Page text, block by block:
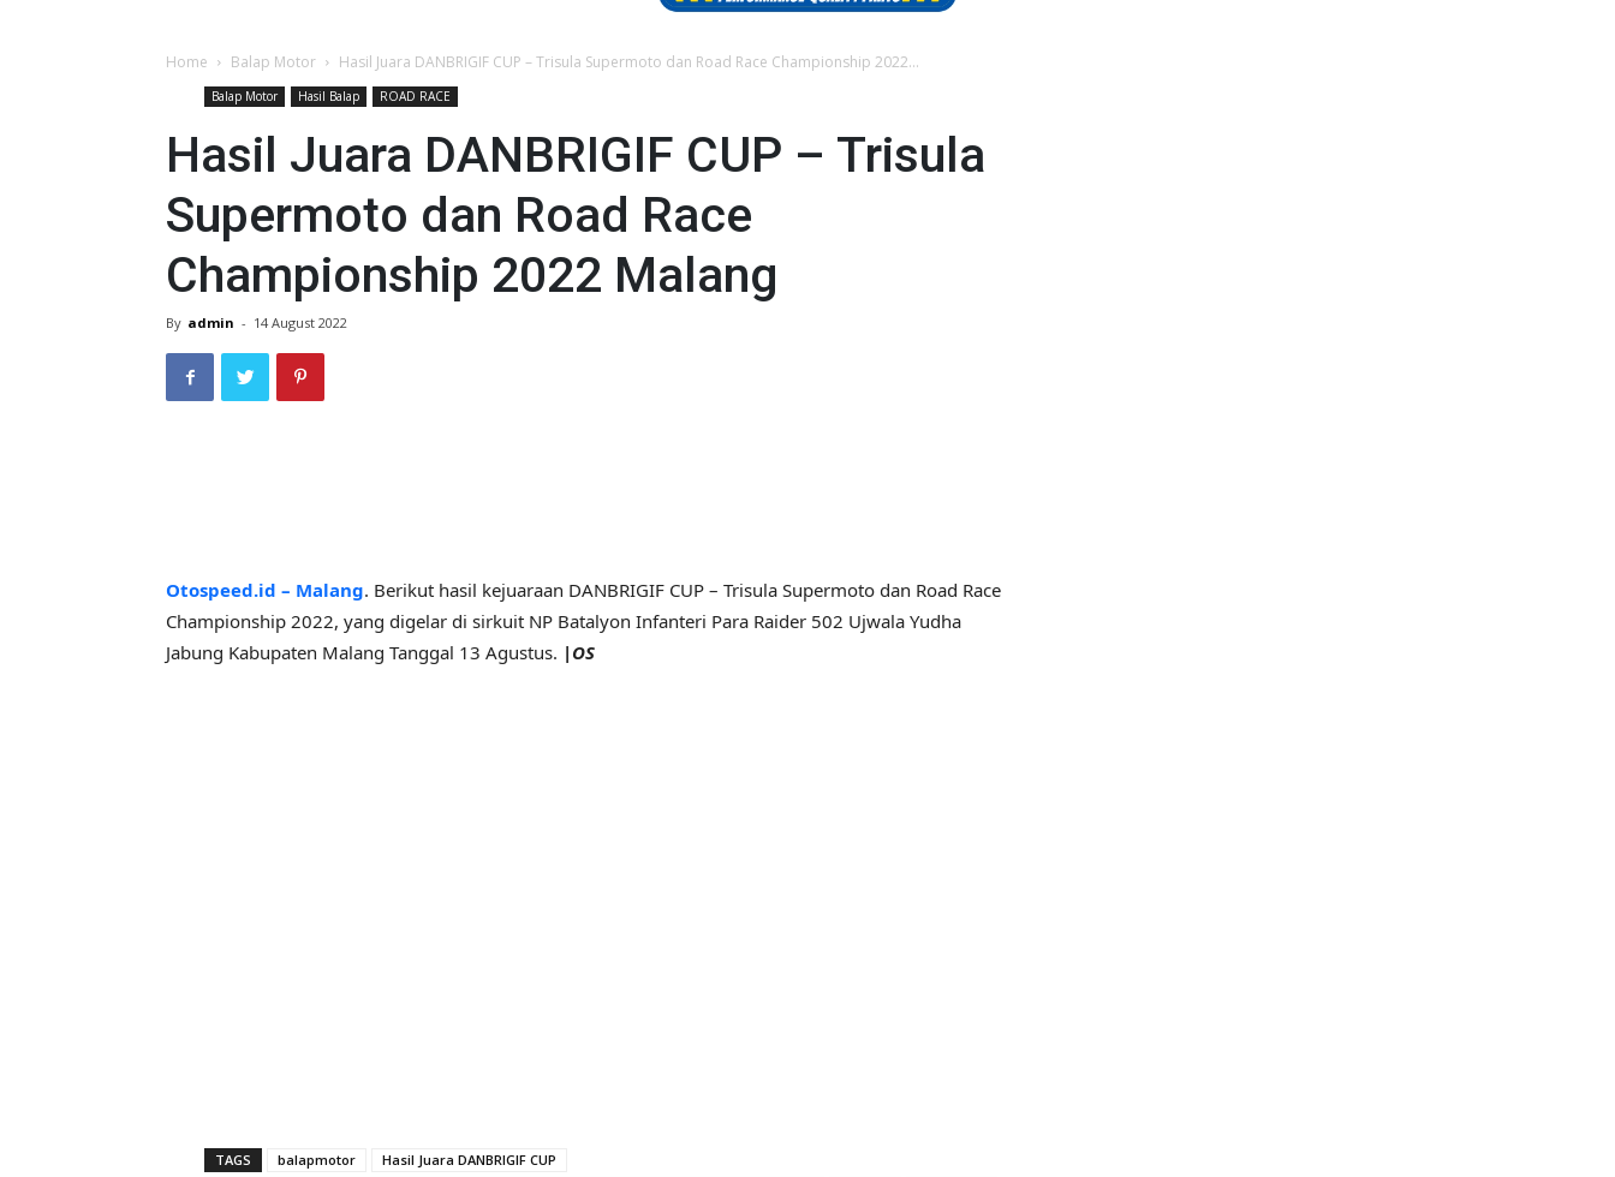
Home Balap Motor Hasil Juara DANBRIGIF CUP – Trisula Supermoto dan Road Race Championship 2022...
Balap Motor Hasil Balap ROAD RACE
Hasil Juara DANBRIGIF CUP – Trisula
Supermoto dan Road Race
Championship 2022 Malang
By admin - 14 August 2022
Otospeed.id – Malang. Berikut hasil kejuaraan DANBRIGIF CUP – Trisula Supermoto dan Road Race
Championship 2022, yang digelar di sirkuit NP Batalyon Infanteri Para Raider 502 Ujwala Yudha
Jabung Kabupaten Malang Tanggal 13 Agustus. | OS
TAGS balapmotor
Hasil Juara DANBRIGIF CUP